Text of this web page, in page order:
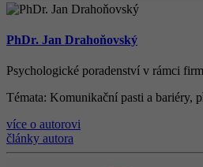
PhDr. Jan Drahoňovský
Psychologické poradenství v rámci
Témata: Komunikační pasti a bariéry, p
více o autorovi
články autora